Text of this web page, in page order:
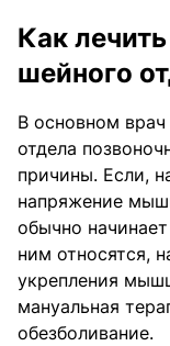
Как
шейного
В основном
отдела
причины. Если,
напряжение
обычно
ним относятся,
укрепления
мануальная
обезболивание.